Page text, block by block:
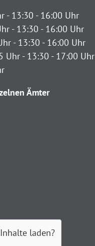
- 13:30 - 16:00 Uhr
- 13:30 - 16:00 Uhr
- 13:30 - 16:00 Uhr
Uhr - 13:30 - 17:00 Uhr
Ämter
laden?